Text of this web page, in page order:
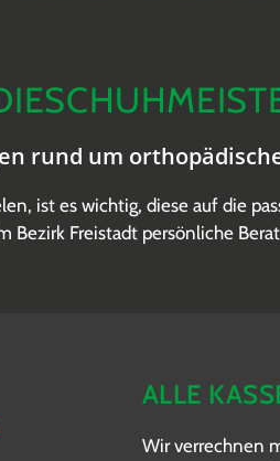
rund um
ist es wichtig, diese auf die
Bezirk Freistadt persönliche
ALLE
Wir verrechnen